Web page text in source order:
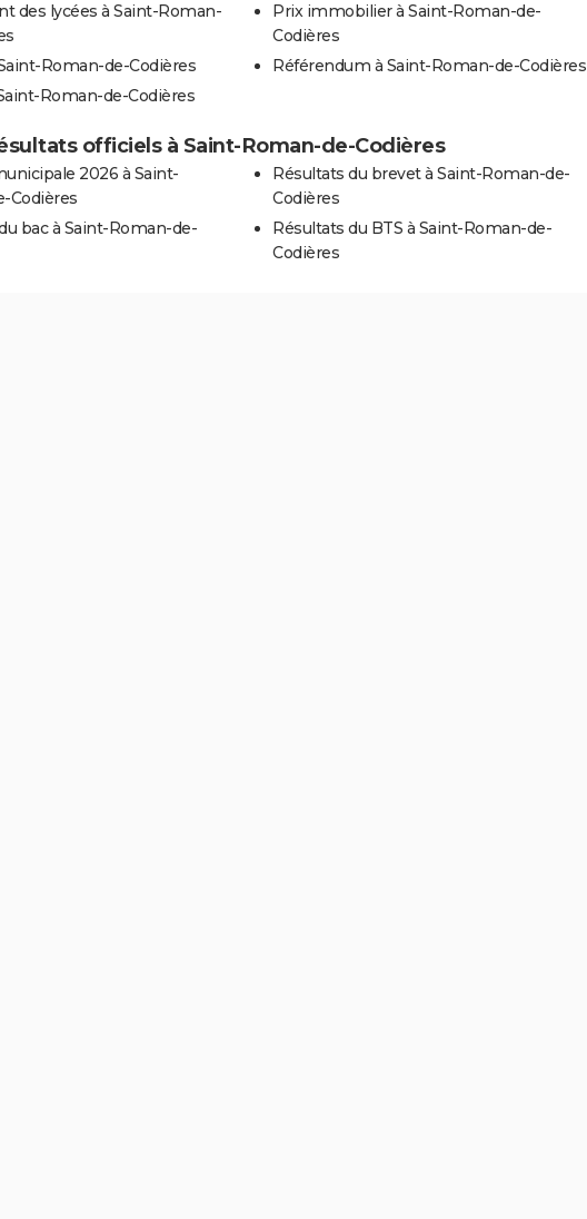
des lycées à Saint-Roman-
Roman-de-Codières
Roman-de-Codières
Prix immobilier à Saint-Roman-de-
Codières
Référendum à Saint-Roman-de-Codières
officiels à Saint-Roman-de-Codières
2026 à Saint-
Codières
bac à Saint-Roman-de-
Résultats du brevet à Saint-Roman-de-
Codières
Résultats du BTS à Saint-Roman-de-
Codières